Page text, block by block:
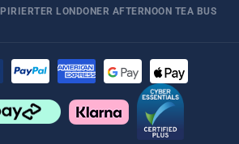
LONDONER AFTERNOON TEA BUS